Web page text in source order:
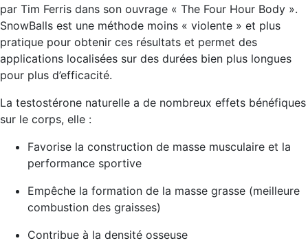
par Tim Ferris dans son ouvrage « The Four Hour Body ».
SnowBalls est une méthode moins « violente » et plus
pratique pour obtenir ces résultats et permet des
applications localisées sur des durées bien plus longues
pour plus d’efficacité.
La testostérone naturelle a de nombreux effets bénéfiques
sur le corps, elle :
Favorise la construction de masse musculaire et la
performance sportive
Empêche la formation de la masse grasse (meilleure
combustion des graisses)
Contribue à la densité osseuse